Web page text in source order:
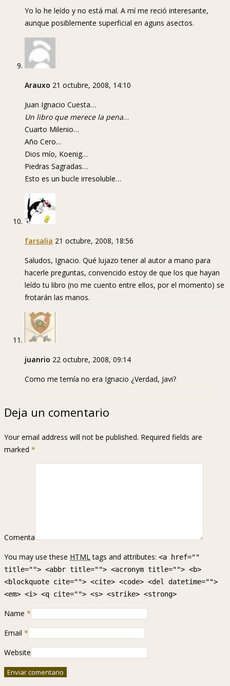
Yo lo he leído y no está mal. A mí me reció interesante,
aunque posiblemente superficial en aguns asectos.
Arauxo 21 octubre, 2008, 14:10
Juan Ignacio Cuesta…
Un libro que merece la pena…
Cuarto Milenio…
Año Cero…
Dios mío, Koenig…
Piedras Sagradas…
Esto es un bucle irresoluble…
farsalia 21 octubre, 2008, 18:56
Saludos, Ignacio. Qué lujazo tener al autor a mano para
hacerle preguntas, convencido estoy de que los que hayan
leído tu libro (no me cuento entre ellos, por el momento) se
frotarán las manos.
juanrio 22 octubre, 2008, 09:14
Como me temía no era Ignacio ¿Verdad, Javi?
Deja un comentario
Your email address will not be published. Required fields are
marked *
Comenta
You may use these HTMLtags and attributes: <a href=""
title=""> <abbr title=""> <acronym title=""> <b>
<blockquote cite=""> <cite> <code> <del datetime="">
<em> <i> <q cite=""> <s> <strike> <strong>
Name *
Email *
Website